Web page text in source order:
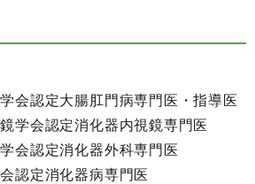
会認定大腸肛門病専門医・指導医
学会認定消化器内視鏡専門医
会認定消化器外科専門医
認定消化器病専門医